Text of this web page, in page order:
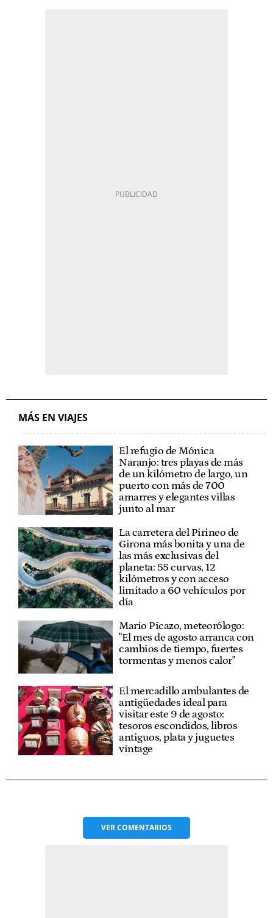
MÁS EN VIAJES
El refugio de Mónica
Naranjo: tres playas de más
de un kilómetro de largo, un
puerto con más de 700
amarres y elegantes villas
junto al mar
La carretera del Pirineo de
Girona más bonita y una de
las más exclusivas del
planeta: 55 curvas, 12
kilómetros y con acceso
limitado a 60 vehículos por
día
Mario Picazo, meteorólogo:
"El mes de agosto arranca con
cambios de tiempo, fuertes
tormentas y menos calor"
El mercadillo ambulantes de
antigüedades ideal para
visitar este 9 de agosto:
tesoros escondidos, libros
antiguos, plata y juguetes
vintage
VERCOMENTARIOS